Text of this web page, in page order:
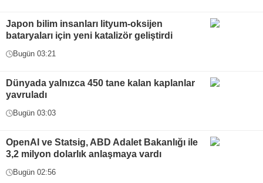
Japon bilim insanları lityum-oksijen
bataryaları için yeni katalizör geliştirdi
Bugün 03:21
Dünyada yalnızca 450 tane kalan kaplanlar
yavruladı
Bugün 03:03
OpenAI ve Statsig, ABD Adalet Bakanlığı ile
3,2 milyon dolarlık anlaşmaya vardı
Bugün 02:56